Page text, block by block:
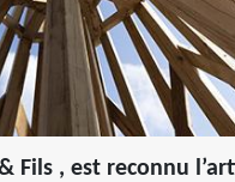
Fils , est reconnu